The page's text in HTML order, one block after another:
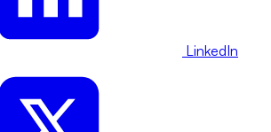
LinkedIn